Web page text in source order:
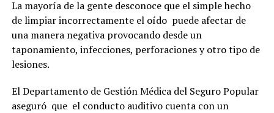
La mayoría de la gente desconoce que el simple hecho
de limpiar incorrectamente el oído puede afectar de
una manera negativa provocando desde un
taponamiento, infecciones, perforaciones y otro tipo de
lesiones.
El Departamento de Gestión Médica del Seguro Popular
aseguró que el conducto auditivo cuenta con un